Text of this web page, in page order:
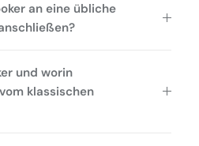
an eine übliche
und worin
klassischen